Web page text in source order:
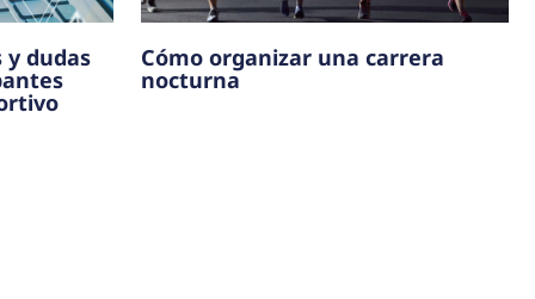
y dudas Cómo organizar una carrera
nocturna